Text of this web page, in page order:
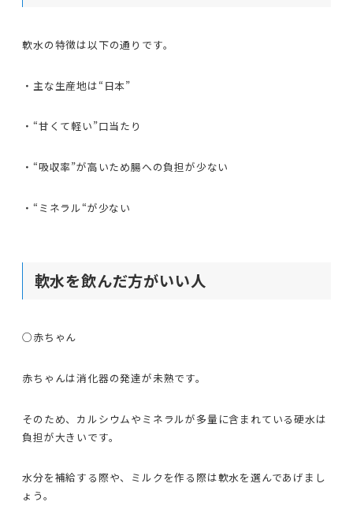
軟水の特徴は以下の通りです。
・主な生産地は“日本”
・“甘くて軽い”口当たり
・“吸収率”が高いため腸への負担が少ない
・“ミネラル“が少ない
軟水を飲んだ方がいい人
○赤ちゃん
赤ちゃんは消化器の発達が未熟です。
そのため、カルシウムやミネラルが多量に含まれている硬水は
負担が大きいです。
水分を補給する際や、ミルクを作る際は軟水を選んであげまし
ょう。